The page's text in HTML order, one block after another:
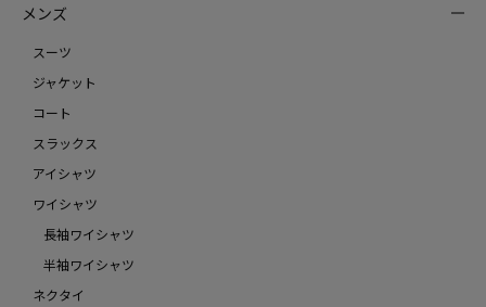
メンズ
スーツ
ジャケット
コート
スラックス
アイシャツ
ワイシャツ
長袖ワイシャツ
半袖ワイシャツ
ネクタイ